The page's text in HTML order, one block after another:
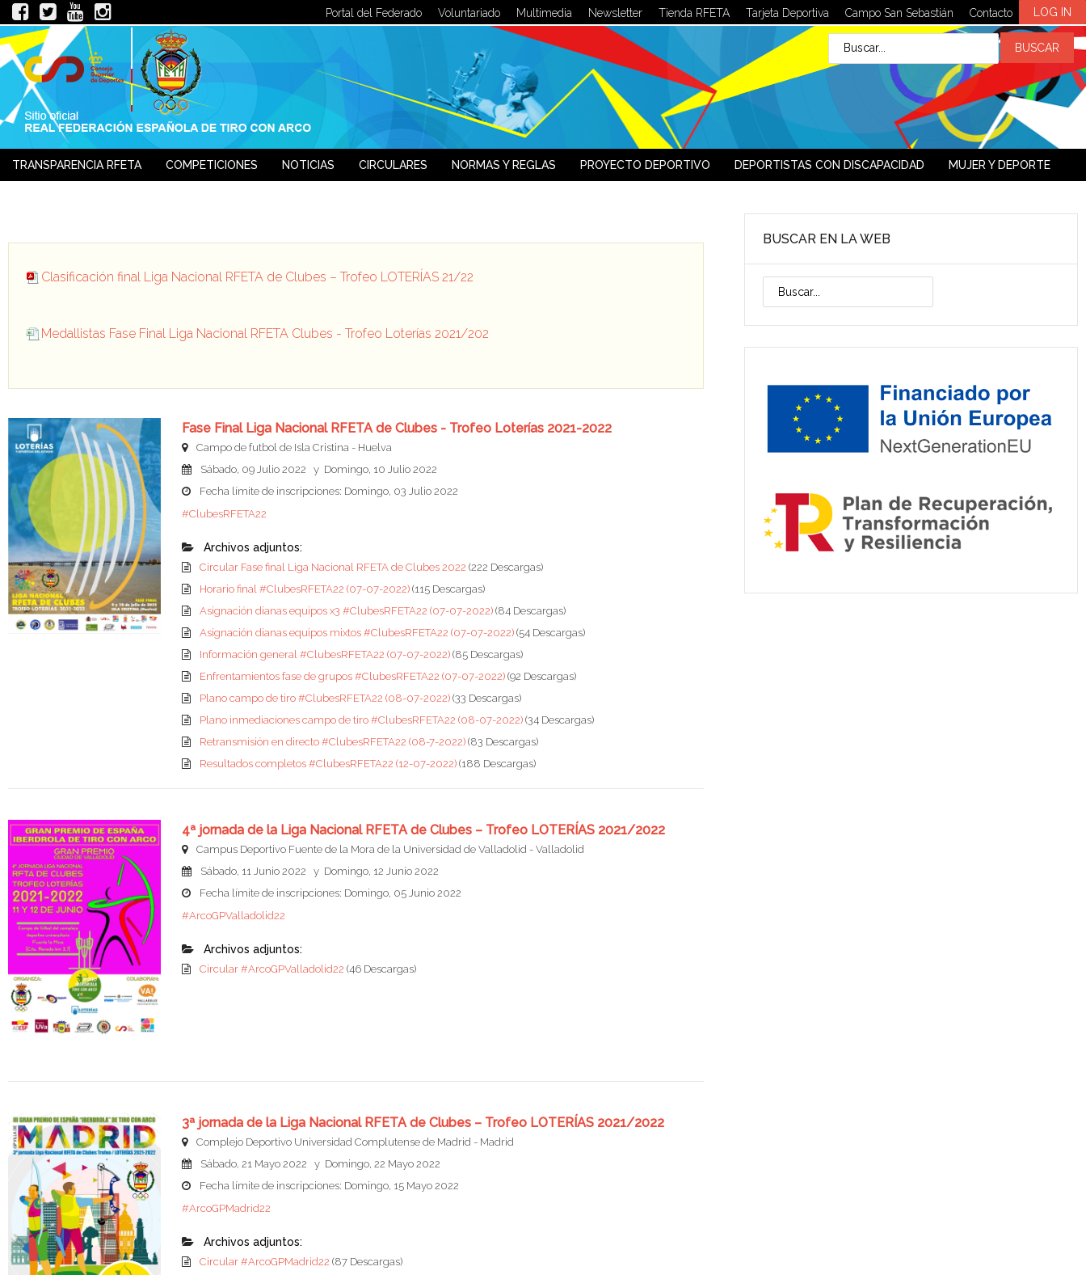
Portal del Federado Voluntariado Multimedia Newsletter Tienda RFETA Tarjeta Deportiva Campo San Sebastián Contacto LOG IN
TRANSPARENCIA RFETA COMPETICIONES NOTICIAS CIRCULARES NORMAS Y REGLAS PROYECTO DEPORTIVO DEPORTISTAS CON DISCAPACIDAD MUJER Y DEPORTE
Clasificación final Liga Nacional RFETA de Clubes – Trofeo LOTERÍAS 21/22
Medallistas Fase Final Liga Nacional RFETA Clubes - Trofeo Loterías 2021/202
Fase Final Liga Nacional RFETA de Clubes - Trofeo Loterías 2021-2022
Campo de futbol de Isla Cristina - Huelva
Sábado, 09 Julio 2022 y Domingo, 10 Julio 2022
Fecha límite de inscripciones: Domingo, 03 Julio 2022
#ClubesRFETA22
Archivos adjuntos:
Circular Fase final Liga Nacional RFETA de Clubes 2022(222 Descargas)
Horario final #ClubesRFETA22 (07-07-2022)(115 Descargas)
Asignación dianas equipos x3 #ClubesRFETA22 (07-07-2022)(84 Descargas)
Asignación dianas equipos mixtos #ClubesRFETA22 (07-07-2022)(54 Descargas)
Información general #ClubesRFETA22 (07-07-2022)(85 Descargas)
Enfrentamientos fase de grupos #ClubesRFETA22 (07-07-2022)(92 Descargas)
Plano campo de tiro #ClubesRFETA22 (08-07-2022)(33 Descargas)
Plano inmediaciones campo de tiro #ClubesRFETA22 (08-07-2022)(34 Descargas)
Retransmisión en directo #ClubesRFETA22 (08-7-2022)(83 Descargas)
Resultados completos #ClubesRFETA22 (12-07-2022)(188 Descargas)
4ª jornada de la Liga Nacional RFETA de Clubes – Trofeo LOTERÍAS 2021/2022
Campus Deportivo Fuente de la Mora de la Universidad de Valladolid - Valladolid
Sábado, 11 Junio 2022 y Domingo, 12 Junio 2022
Fecha límite de inscripciones: Domingo, 05 Junio 2022
#ArcoGPValladolid22
Archivos adjuntos:
Circular #ArcoGPValladolid22(46 Descargas)
3ª jornada de la Liga Nacional RFETA de Clubes – Trofeo LOTERÍAS 2021/2022
Complejo Deportivo Universidad Complutense de Madrid - Madrid
Sábado, 21 Mayo 2022 y Domingo, 22 Mayo 2022
Fecha límite de inscripciones: Domingo, 15 Mayo 2022
#ArcoGPMadrid22
Archivos adjuntos:
Circular #ArcoGPMadrid22(87 Descargas)
BUSCAR EN LA WEB
LOG INORSIGN UP
Usuario
Contraseña